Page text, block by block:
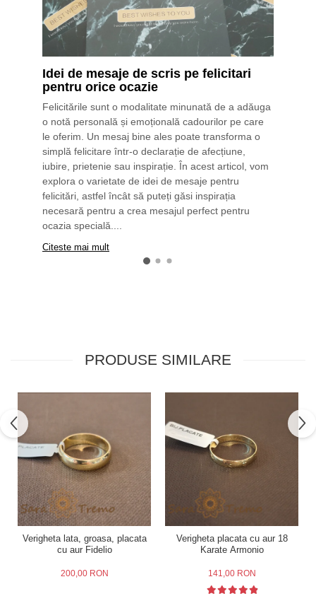
Idei de mesaje de scris pe felicitari
pentru orice ocazie
Felicitările sunt o modalitate minunată de a adăuga
o notă personală și emoțională cadourilor pe care
le oferim. Un mesaj bine ales poate transforma o
simplă felicitare într-o declarație de afecțiune,
iubire, prietenie sau inspirație. În acest articol, vom
explora o varietate de idei de mesaje pentru
felicitări, astfel încât să puteți găsi inspirația
necesară pentru a crea mesajul perfect pentru
ocazia specială....
Citeste mai mult
PRODUSE SIMILARE
Verigheta lata, groasa, placata
cu aur Fidelio
200,00 RON
Verigheta placata cu aur 18
Karate Armonio
141,00 RON